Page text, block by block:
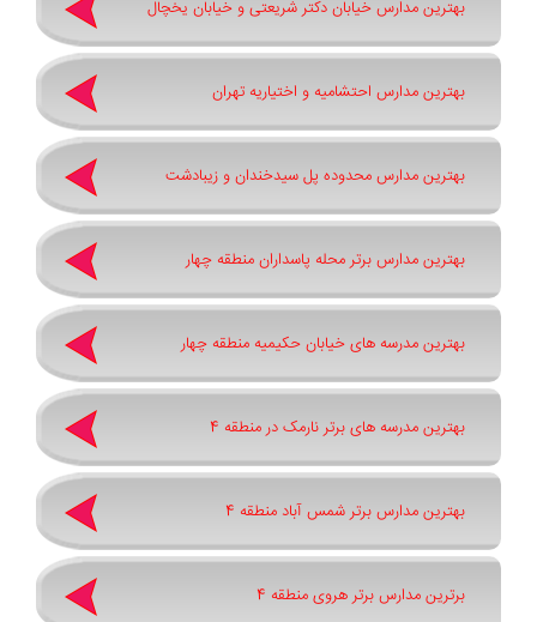
بهترین مدارس خیابان دکتر شریعتی و خیابان یخچال
بهترین مدارس احتشامیه و اختیاریه تهران
بهترین مدارس محدوده پل سیدخندان و زیبادشت
بهترین مدارس برتر محله پاسداران منطقه چهار
بهترین مدرسه های خیابان حکیمیه منطقه چهار
بهترین مدرسه های برتر نارمک در منطقه 4
بهترین مدارس برتر شمس آباد منطقه 4
برترین مدارس برتر هروی منطقه 4